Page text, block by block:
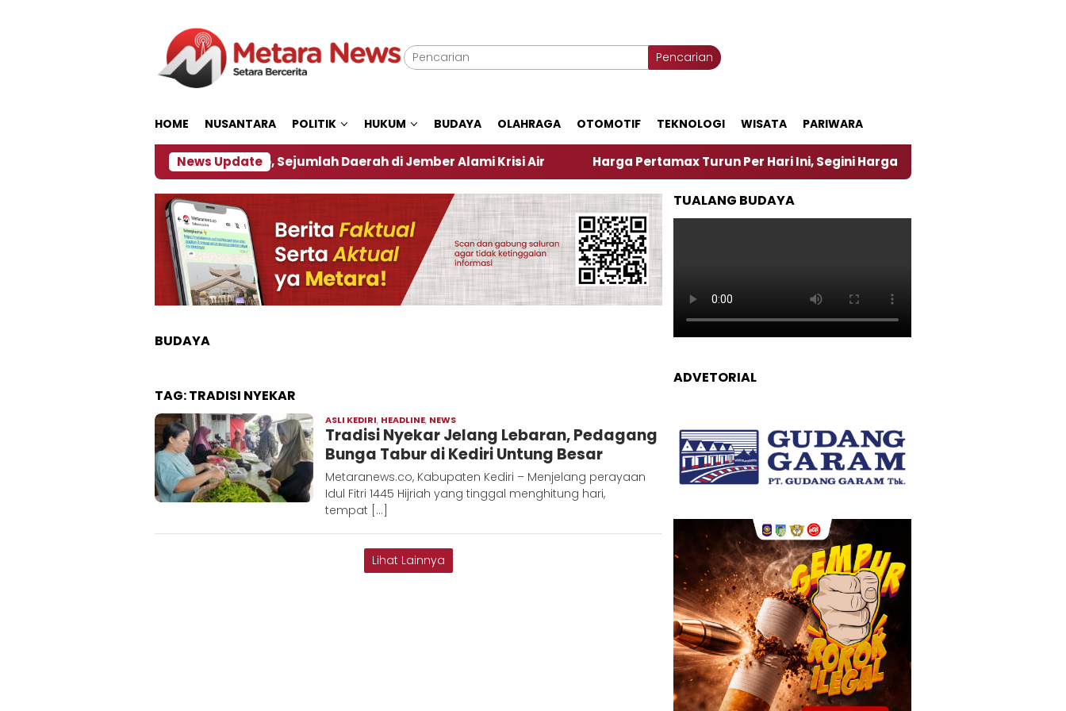
Pencarian
HOME NUSANTARA POLITIK HUKUM BUDAYA OLAHRAGA OTOMOTIF TEKNOLOGI WISATA PARIWARA
News Update
Dampak El Nino, Sejumlah Daerah di Jember Alami Krisi Air Harga Pertamax Turun Per Hari Ini, Segini Harganya
BUDAYA
TAG:TRADISI NYEKAR
ASLI KEDIRI, HEADLINE, NEWS
Hadi
Tradisi Nyekar Jelang Lebaran, Pedagang
Bunga Tabur di Kediri Untung Besar
Metaranews.co, Kabupaten Kediri – Menjelang perayaan
Idul Fitri 1445 Hijriah yang tinggal menghitung hari,
tempat […]
Lihat Lainnya
TUALANG BUDAYA
ADVETORIAL